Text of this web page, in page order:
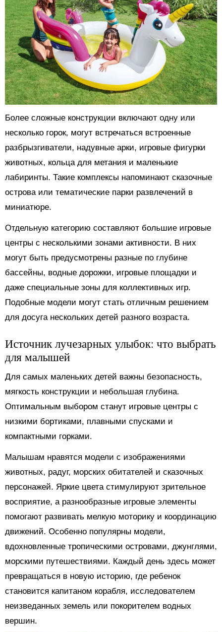
Более сложные конструкции включают одну или
несколько горок, могут встречаться встроенные
разбрызгиватели, надувные арки, игровые фигурки
животных, кольца для метания и маленькие
лабиринты. Такие комплексы напоминают сказочные
острова или тематические парки развлечений в
миниатюре.
Отдельную категорию составляют большие игровые
центры с несколькими зонами активности. В них
могут быть предусмотрены разные по глубине
бассейны, водные дорожки, игровые площадки и
даже специальные зоны для коллективных игр.
Подобные модели могут стать отличным решением
для досуга нескольких детей разного возраста.
Источник лучезарных улыбок: что выбрать
для малышей
Для самых маленьких детей важны безопасность,
мягкость конструкции и небольшая глубина.
Оптимальным выбором станут игровые центры с
низкими бортиками, плавными спусками и
компактными горками.
Малышам нравятся модели с изображениями
животных, радуг, морских обитателей и сказочных
персонажей. Яркие цвета стимулируют зрительное
восприятие, а разнообразные игровые элементы
помогают развивать мелкую моторику и координацию
движений. Особенно популярны модели,
вдохновленные тропическими островами, джунглями,
морскими путешествиями. Каждый день здесь может
превращаться в новую историю, где ребенок
становится капитаном корабля, исследователем
неизведанных земель или покорителем водных
вершин.